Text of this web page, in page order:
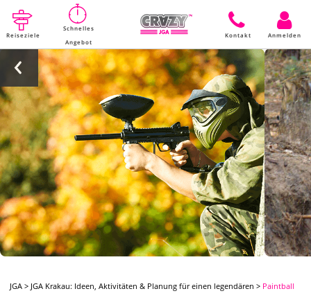
Reiseziele
Schnelles
Angebot
Kontakt Anmelden
JGA > JGA Krakau: Ideen, Aktivitäten & Planung für einen legendären > Paintball